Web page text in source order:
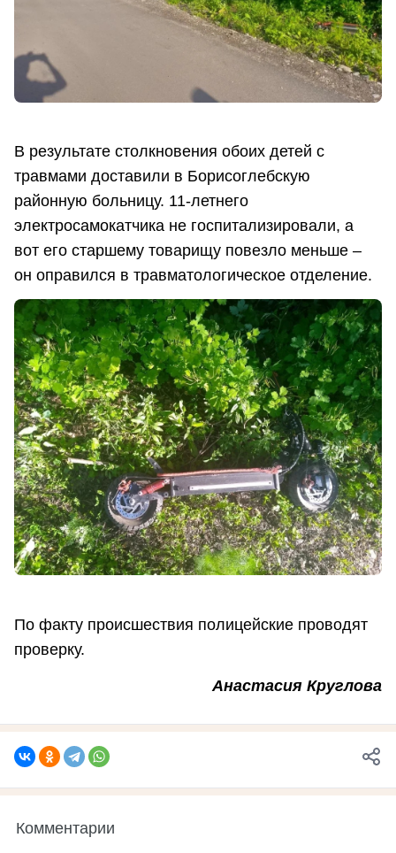
В результате столкновения обоих детей с
травмами доставили в Борисоглебскую
районную больницу. 11-летнего
электросамокатчика не госпитализировали, а
вот его старшему товарищу повезло меньше –
он оправился в травматологическое отделение.
По факту происшествия полицейские проводят
проверку.
Анастасия Круглова
Комментарии